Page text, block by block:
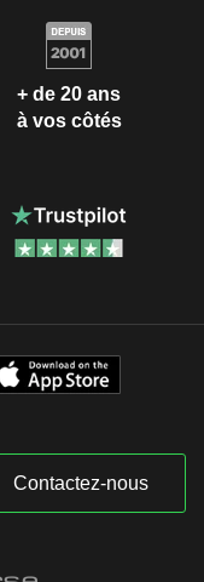
+ de 20 ans
à vos côtés
Contactez-nous